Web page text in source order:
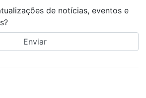
de notícias, eventos e